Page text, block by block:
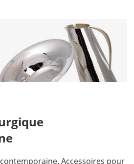
Accessoires pour